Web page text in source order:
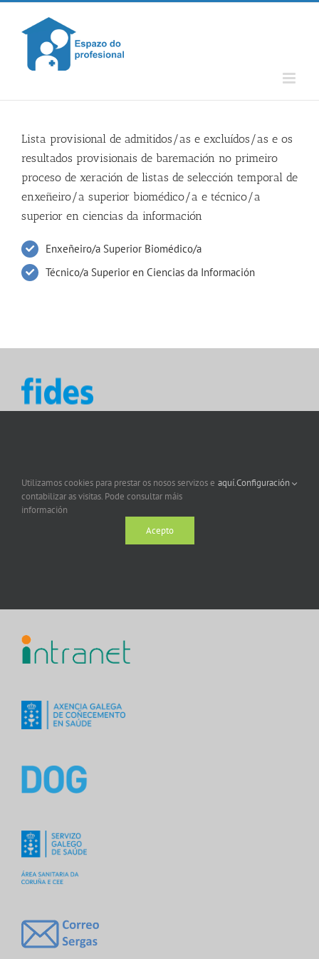
Skip
content
Lista provisional de admitidos/as e excluídos/as e os
resultados provisionais de baremación no primeiro
proceso de xeración de listas de selección temporal de
enxeñeiro/a superior biomédico/a e técnico/a
superior en ciencias da información
Enxeñeiro/a Superior Biomédico/a
Técnico/a Superior en Ciencias da Información
Utilizamos cookies para prestar os nosos servizos e
contabilizar as visitas. Pode consultar máis
información
aquí.Configuración
Acepto